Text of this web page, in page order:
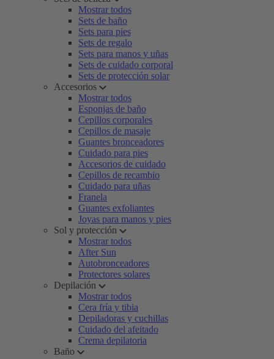
Mostrar todos
Sets de baño
Sets para pies
Sets de regalo
Sets para manos y uñas
Sets de cuidado corporal
Sets de protección solar
Accesorios
Mostrar todos
Esponjas de baño
Cepillos corporales
Cepillos de masaje
Guantes bronceadores
Cuidado para pies
Accesorios de cuidado
Cepillos de recambio
Cuidado para uñas
Franela
Guantes exfoliantes
Joyas para manos y pies
Sol y protección
Mostrar todos
After Sun
Autobronceadores
Protectores solares
Depilación
Mostrar todos
Cera fría y tibia
Depiladoras y cuchillas
Cuidado del afeitado
Crema depilatoria
Baño